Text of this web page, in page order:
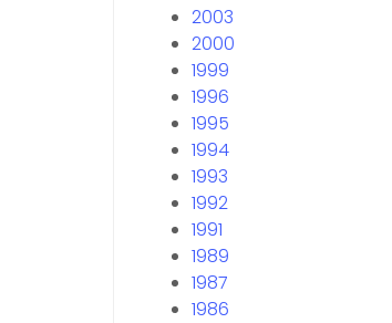
2003
2000
1999
1996
1995
1994
1993
1992
1991
1989
1987
1986